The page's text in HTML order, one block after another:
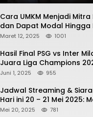
Cara UMKM Menjadi
dan Dapat Modal Hingga
Maret 12, 2025 1001
Hasil Final PSG vs Inter
Juara Liga Champions
Nerazzurri
Juni 1, 2025 955
Jadwal Streaming &
Hari ini 20 – 21 Mei 2025:
vs Bournemouth
Mei 20, 2025 781